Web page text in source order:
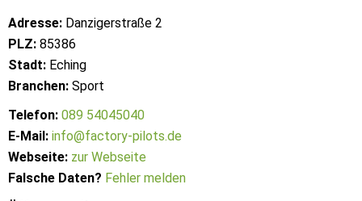
Adresse: Danzigerstraße 2
PLZ: 85386
Stadt: Eching
Branchen: Sport
Telefon: 089 54045040
E-Mail: info@factory-pilots.de
Webseite: zur Webseite
Falsche Daten? Fehler melden